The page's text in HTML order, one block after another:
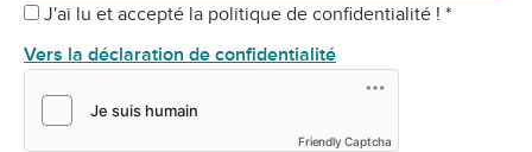
J'ai lu et accepté la politique de confidentialité ! *
Vers la déclaration de confidentialité
Friendly Captcha